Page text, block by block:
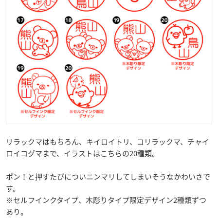
リラックマはもちろん、キイロイトリ、コリラックマ、チャイ
ロイコグマまで、​イラストはこちらの20種類。
ポン！と押すたびについニンマリしてしまいそうなかわいさで
す。
※セルフインクタイプ、木彫りタイプ限定デザイン2種類ずつ
あり。